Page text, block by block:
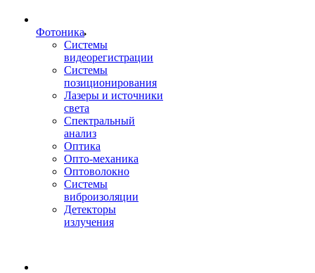
Фотоника
Cистемы
видеорегистрации
Системы
позиционирования
Лазеры и источники
света
Спектральный
анализ
Оптика
Опто-механика
Оптоволокно
Системы
виброизоляции
Детекторы
излучения